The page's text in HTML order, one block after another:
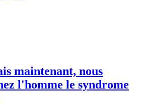
maintenant, nous
l'homme le syndrome